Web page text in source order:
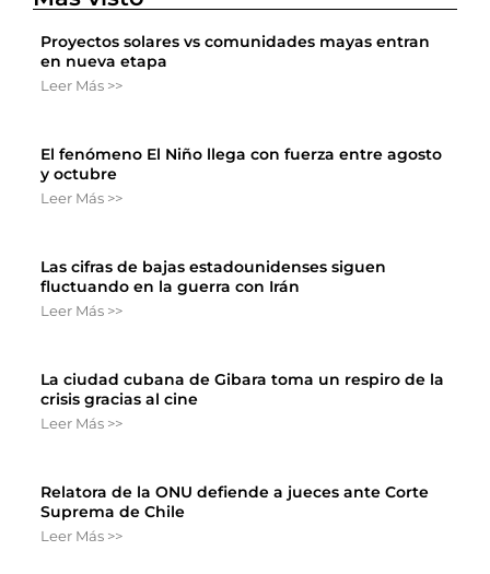
Proyectos solares vs comunidades mayas entran
en nueva etapa
Leer Más >>
El fenómeno El Niño llega con fuerza entre agosto
y octubre
Leer Más >>
Las cifras de bajas estadounidenses siguen
fluctuando en la guerra con Irán
Leer Más >>
La ciudad cubana de Gibara toma un respiro de la
crisis gracias al cine
Leer Más >>
Relatora de la ONU defiende a jueces ante Corte
Suprema de Chile
Leer Más >>